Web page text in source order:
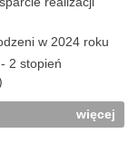
w 2024 roku
2 stopień
więcej